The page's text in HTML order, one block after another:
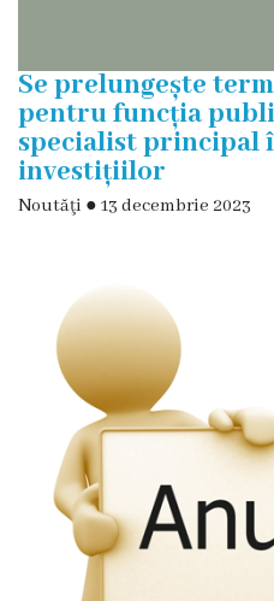
Notificarea
activităţiilor
de
comerţ
autorizaţiiilor
Ajutor
material
Petiții
online
Transparență
Se prelungește
pentru funcția
specialist principal
investițiilor
Noutăţi ● 13 decembrie 2023